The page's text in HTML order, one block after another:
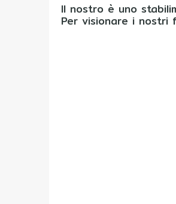
Il nostro è uno
Per visionare i nostri